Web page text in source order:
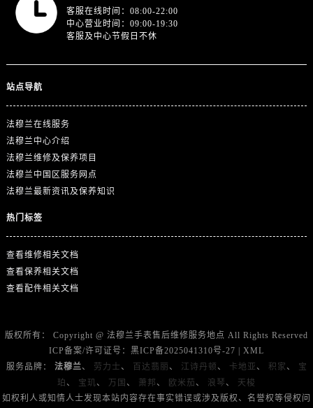
广东省韶关市武江区芙蓉新区与老城中心交汇处法穆兰售后服务中心（需提前预约）
广东省肇庆市端州区信安大道与砚都大道交汇处法穆兰售后服务中心（需提前预约）
广西壮族自治区崇左市江州区石景林街道友谊大道与丽川路交汇处法穆兰售后服务中心（需提前预约）
客服在线时间：08:00-22:00
中心营业时间：09:00-19:30
客服及中心节假日不休
站点导航
法穆兰在线服务
法穆兰中心介绍
法穆兰维修及保养项目
法穆兰中国区服务网点
法穆兰最新资讯及保养知识
热门标签
查看维修相关文档
查看保养相关文档
查看配件相关文档
版权所有： Copyright @ 法穆兰手表售后维修服务地点 All Rights Reserved
ICP备案/许可证号： 黑ICP备2025041310号-27
XML
服务品牌： 法穆兰、 劳力士 、 百达翡丽 、 江诗丹顿 、 卡地亚 、 积家 、
宝
珀 、 宝玑、 万国 、 萧邦 、 欧米茄 、 浪琴 、 天梭
如权利人或知情人士发现本站内容存在事实错误或涉及版权、名誉权等侵权问